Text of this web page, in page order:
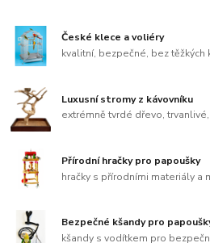
České klece a voliéry
kvalitní, bezpečné, bez těžkých
Luxusní stromy z kávovníku
extrémně tvrdé dřevo,
Přírodní hračky pro papoušky
hračky s přírodními materiály a
Bezpečné kšandy pro
kšandy s vodítkem pro